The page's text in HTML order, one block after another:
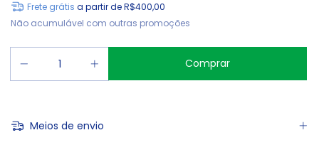
Frete grátis a partir deR$400,00
Não acumulável com outras promoções
Meios de envio